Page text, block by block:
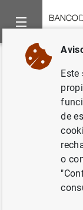
Inicio Noticias y
Volver
"La
Luis
general
del
en El
de
o